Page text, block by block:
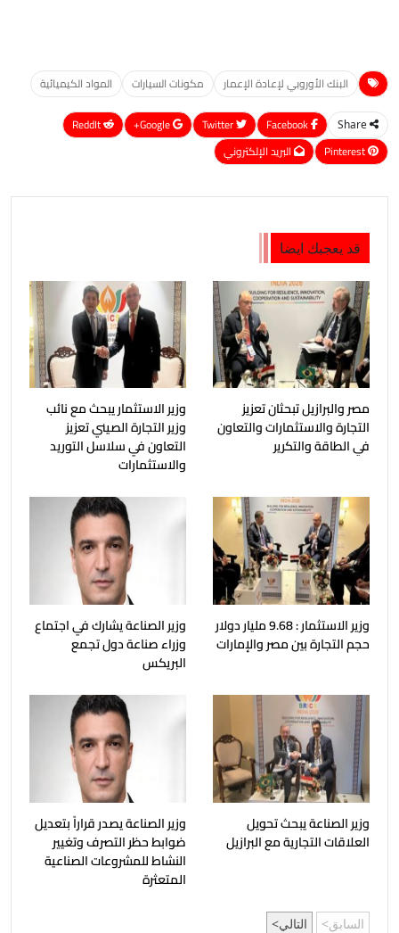
البنك الأوروبي لإعادة الإعمار مكونات السيارات المواد الكيميائية
Share
Google+
ReddIt
Pinterest
البريد الإلكتروني
قد يعجبك ايضا
مصر والبرازيل تبحثان تعزيز
التجارة والاستثمارات والتعاون
في الطاقة والتكرير
وزير الاستثمار يبحث مع نائب
وزير التجارة الصيني تعزيز
التعاون في سلاسل التوريد
والاستثمارات
وزير الاستثمار : 9.68 مليار دولار
حجم التجارة بين مصر والإمارات
وزير الصناعة يشارك في اجتماع
وزراء صناعة دول تجمع
البريكس
وزير الصناعة يبحث تحويل
العلاقات التجارية مع البرازيل
وزير الصناعة يصدر قراراً بتعديل
ضوابط حظر التصرف وتغيير
النشاط للمشروعات الصناعية
المتعثرة
السابق التالي